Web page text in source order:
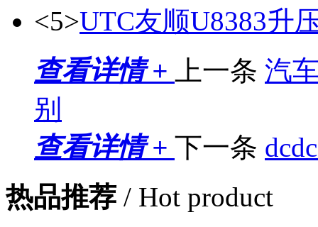
<5>UTC友顺U8383升
查看详情 +
上一条 汽
别
查看详情 + 下一条
热品推荐 / Hot product